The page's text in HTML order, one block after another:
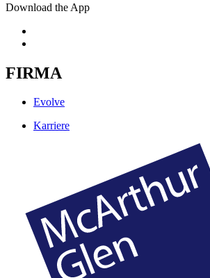
Download the App
FIRMA
Evolve
Karriere